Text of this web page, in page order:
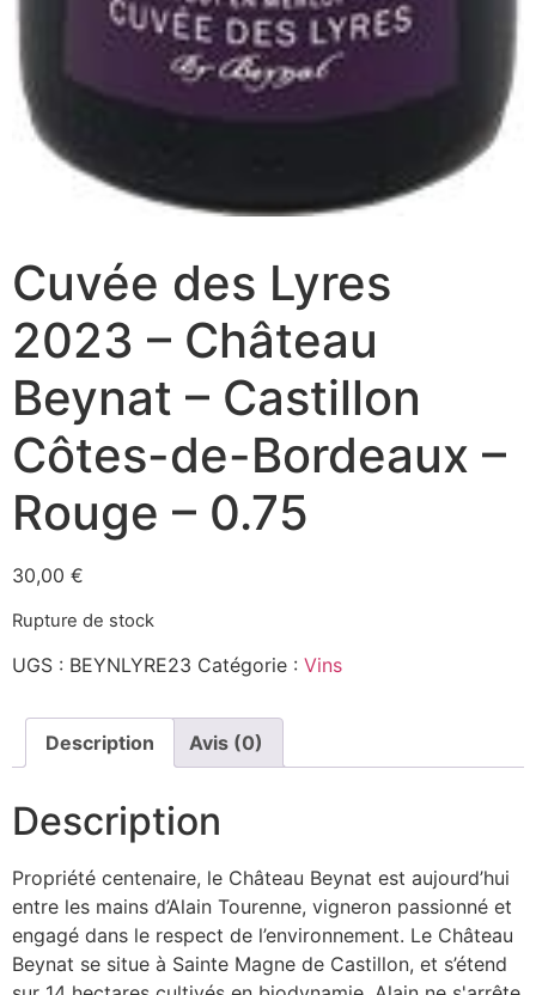
Cuvée des Lyres
2023 – Château
Beynat – Castillon
Côtes-de-Bordeaux –
Rouge – 0.75
30,00 €
Rupture de stock
UGS : BEYNLYRE23 Catégorie : Vins
Description Avis (0)
Description
Propriété centenaire, le Château Beynat est aujourd’hui
entre les mains d’Alain Tourenne, vigneron passionné et
engagé dans le respect de l’environnement. Le Château
Beynat se situe à Sainte Magne de Castillon, et s’étend